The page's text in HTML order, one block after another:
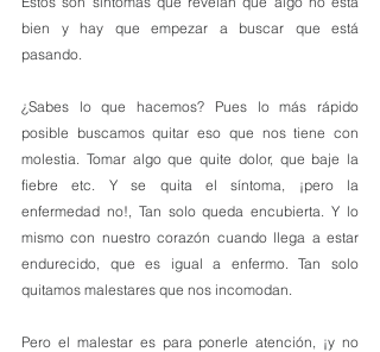
bien y hay que empezar a buscar que está
pasando.
¿Sabes lo que hacemos? Pues lo más rápido
posible buscamos quitar eso que nos tiene con
molestia. Tomar algo que quite dolor, que baje la
fiebre etc. Y se quita el síntoma, ¡pero la
enfermedad no!, Tan solo queda encubierta. Y lo
mismo con nuestro corazón cuando llega a estar
endurecido, que es igual a enfermo. Tan solo
quitamos malestares que nos incomodan.
Pero el malestar es para ponerle atención, ¡y no